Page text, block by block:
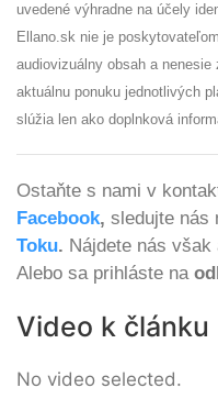
uvedené výhradne na účely
Ellano.sk nie je
audiovizuálny obsah a
aktuálnu ponuku jednotlivých
slúžia len ako doplnková
Ostaňte s nami v
Facebook, sledujte nás
Toku. Nájdete nás však
Alebo sa prihláste na
Video k článku
No video selected.